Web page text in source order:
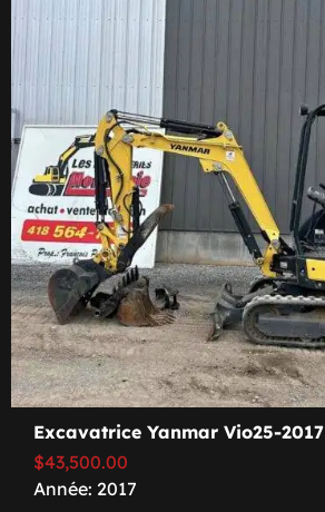
Excavatrice Yanmar Vio25-2017
$43,500.00
Année: 2017